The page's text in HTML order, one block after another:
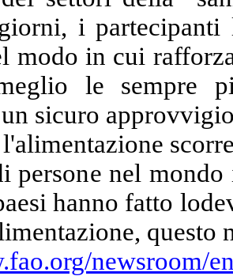
i partecipanti
modo in cui
le sempre
sicuro
persone nel
hanno fatto
questo
newsroom/